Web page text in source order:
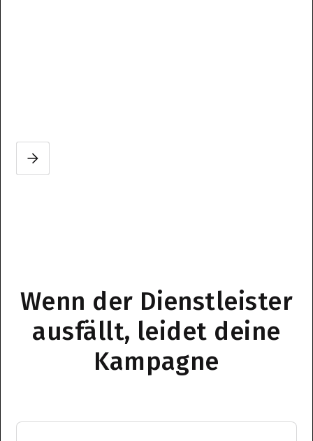
Slide 2 of 3.
Wenn der Dienstleister
ausfällt, leidet deine
Kampagne